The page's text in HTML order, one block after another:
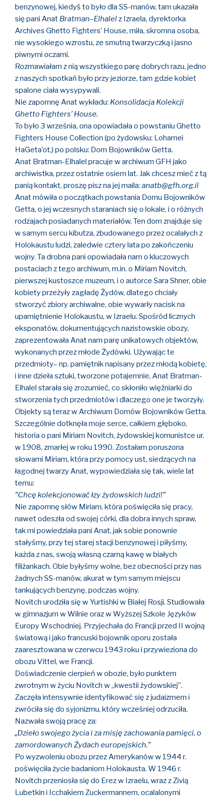
benzynowej, kiedyś to było dla SS-manów, tam ukazała
się pani Anat Bratman–Elhalelz Izraela, dyrektorka
Archives Ghetto Fighters’ House, miła, skromna osoba,
nie wysokiego wzrostu, ze smutną twarzyczką i jasno
piwnymi oczami.
Rozmawiałam z nią wszystkiego parę dobrych razu, jedno
z naszych spotkań było przy jeziorze, tam gdzie kobiet
spalone ciała wysypywali.
Nie zapomnę Anat wykładu: Konsolidacja Kolekcji
Ghetto Fighters’ House.
To było 3 września, ona opowiadała o powstaniu Ghetto
Fighters House Collection (po żydowsku: Lohamei
HaGeta’ot,) po polsku: Dom Bojowników Getta.
Anat Bratman-Elhalel pracuje w archiwum GFH jako
archiwistka, przez ostatnie osiem lat. Jak chcesz mieć z tą
panią kontakt, proszę pisz na jej maila: anatb@gfh.org.il
Anat mówiła o początkach powstania Domu Bojowników
Getta, o jej wczesnych staraniach się o lokale, i o różnych
rodzajach posiadanych materiałów. Ten dom znajduje się
w samym sercu kibutza, zbudowanego przez ocalałych z
Holokaustu ludzi, zaledwie cztery lata po zakończeniu
wojny. Ta drobna pani opowiadała nam o kluczowych
postaciach z tego archiwum, m.in. o Miriam Novitch,
pierwszej kustoszce muzeum, i o autorce Sara Shner, obie
kobiety przeżyły zagładę Żydów, dlatego chciały
stworzyć zbiory archiwalne, obie wywarły nacisk na
upamiętnienie Holokaustu, w Izraelu. Spośród licznych
eksponatów, dokumentujących nazistowskie obozy,
zaprezentowała Anat nam parę unikatowych objektów,
wykonanych przez młode Żydówki. Używając te
przedmioty– np. pamiętnik napisany przez młodą kobietę,
i inne dzieła sztuki, tworzone potajemnie, Anat Bratman-
Elhalel starała się zrozumieć, co skłoniło więźniarki do
stworzenia tych przedmiotów i dlaczego one je tworzyły.
Objekty są teraz w Archiwum Domów Bojowników Getta.
Szczególnie dotknęła moje serce, całkiem głęboko,
historia o pani Miriam Novitch, żydowskiej komunistce ur.
w 1908, zmarłej w roku 1990. Zostałam poruszona
słowami Miriam, która przy pomocy ust, siedzących na
łagodnej twarzy Anat, wypowiedziała się tak, wiele lat
temu:
”Chcę kolekcjonować łzy żydowskich ludzi!”
Nie zapomnę słów Miriam, która poświęciła się pracy,
nawet odeszła od swojej córki, dla dobra innych spraw,
tak mi powiedziała pani Anat, jak sobie ponownie
stałyśmy, przy tej starej stacji benzynowej i piłyśmy,
każda z nas, swoją własną czarną kawę w białych
filiżankach. Obie byłyśmy wolne, bez obecności przy nas
żadnych SS-manów, akurat w tym samym miejscu
tankujących benzynę, podczas wojny.
Novitch urodziła się w Yurtishki w Białej Rosji. Studiowała
w gimnazjum w Wilnie oraz w Wyższej Szkole Języków
Europy Wschodniej. Przyjechała do Francji przed II wojną
światową i jako francuski bojownik oporu została
zaaresztowana w czerwcu 1943 roku i przywieziona do
obozu Vittel, we Francji.
Doświadczenie cierpień w obozie, było punktem
zwrotnym w życiu Novitch w „kwestii żydowskiej”.
Zaczęła intensywnie identyfikować się z judaizmem i
zwróciła się do syjonizmu, który wcześniej odrzuciła.
Nazwała swoją pracę za:
„Dzieło swojego życia i za misję zachowania pamięci, o
zamordowanych Żydach europejskich.”
Po wyzwoleniu obozu przez Amerykanów w 1944 r.
poświęciła życie badaniom Holokausta. W 1946 r.
Novitch przeniosła się do Erez w Izraelu, wraz z Zivią
Lubetkin i Icchakiem Zuckermannem, ocalalonymi